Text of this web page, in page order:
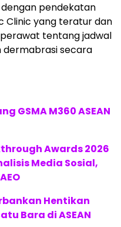
pendekatan
Clinic yang teratur dan
tentang jadwal
secara
GSMA M360 ASEAN
Awards 2026
Media Sosial,
Hentikan
Bara di ASEAN